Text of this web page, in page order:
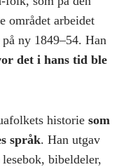
området arbeidet
ny 1849–54. Han
det i hans tid ble
historie som
språk. Han utgav
bibeldeler,